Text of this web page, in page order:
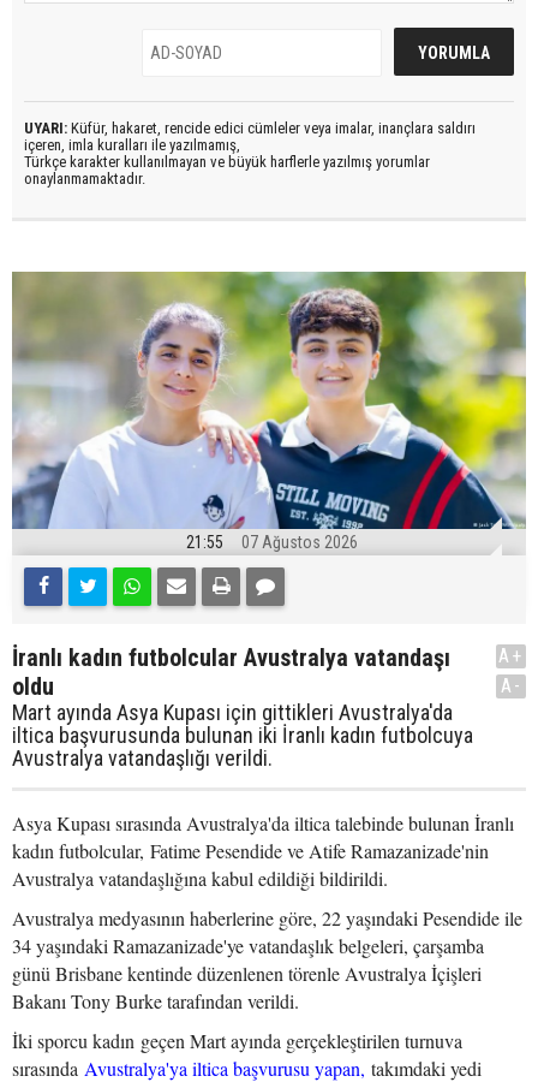
UYARI: Küfür, hakaret, rencide edici cümleler veya imalar, inançlara saldırı
içeren, imla kuralları ile yazılmamış,
Türkçe karakter kullanılmayan ve büyük harflerle yazılmış yorumlar
onaylanmamaktadır.
21:55 07 Ağustos 2026
İranlı kadın futbolcular Avustralya vatandaşı
oldu
Mart ayında Asya Kupası için gittikleri Avustralya'da
iltica başvurusunda bulunan iki İranlı kadın futbolcuya
Avustralya vatandaşlığı verildi.
A+
A-
Asya Kupası sırasında Avustralya'da iltica talebinde bulunan İranlı
kadın futbolcular, Fatime Pesendide ve Atife Ramazanizade'nin
Avustralya vatandaşlığına kabul edildiği bildirildi.
Avustralya medyasının haberlerine göre, 22 yaşındaki Pesendide ile
34 yaşındaki Ramazanizade'ye vatandaşlık belgeleri, çarşamba
günü Brisbane kentinde düzenlenen törenle Avustralya İçişleri
Bakanı Tony Burke tarafından verildi.
İki sporcu kadın geçen Mart ayında gerçekleştirilen turnuva
sırasında Avustralya'ya iltica başvurusu yapan, takımdaki yedi